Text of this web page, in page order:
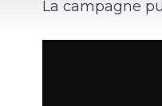
La campagne